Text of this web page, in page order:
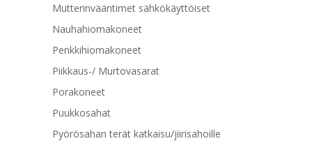
Mutterinvääntimet sähkökäyttöiset
Nauhahiomakoneet
Penkkihiomakoneet
Piikkaus-/ Murtovasarat
Porakoneet
Puukkosahat
Pyörösahan terät katkaisu/jiirisahoille